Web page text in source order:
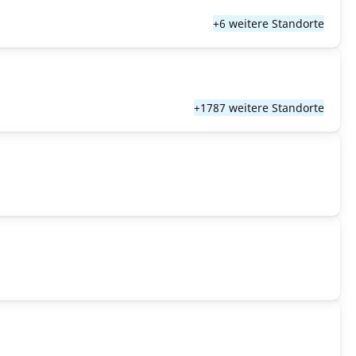
+6 weitere Standorte
+1787 weitere Standorte